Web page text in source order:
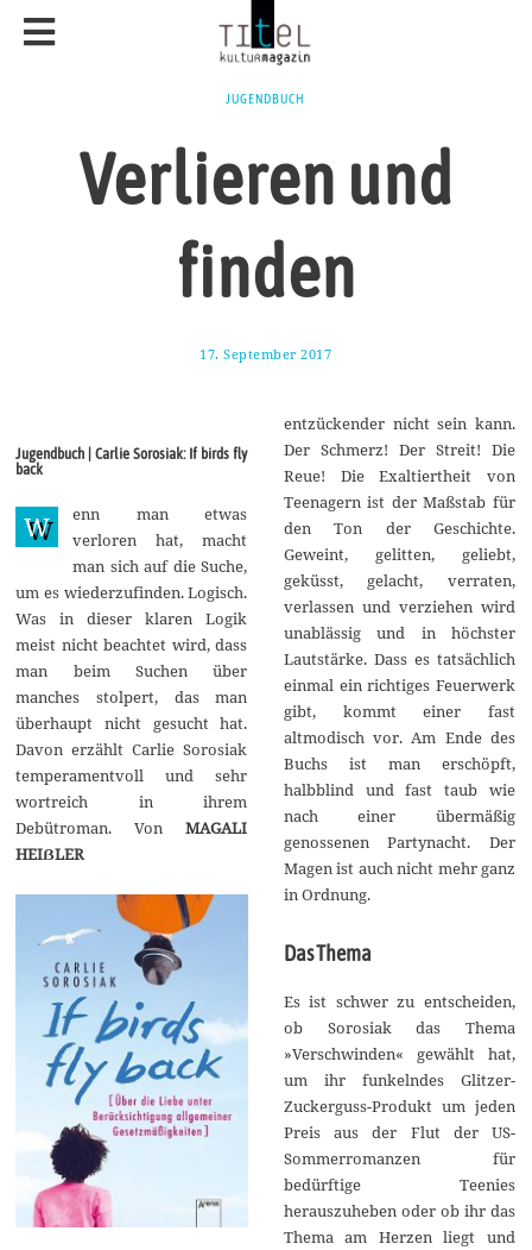
JUGENDBUCH
Verlieren und
finden
17. September 2017
a
i
2
1
8
Jugendbuch | Carlie Sorosiak: If birds fly
back
W
enn man etwas
verloren hat, macht
man sich auf die Suche,
um es wiederzufinden. Logisch.
Was in dieser klaren Logik
meist nicht beachtet wird, dass
man beim Suchen über
manches stolpert, das man
überhaupt nicht gesucht hat.
Davon erzählt Carlie Sorosiak
temperamentvoll und sehr
wortreich in ihrem
Debütroman. VonMAGALI
HEIẞLER
entzückender nicht sein kann.
Der Schmerz! Der Streit! Die
Reue! Die Exaltiertheit von
Teenagern ist der Maßstab für
den Ton der Geschichte.
Geweint, gelitten, geliebt,
geküsst, gelacht, verraten,
verlassen und verziehen wird
unablässig und in höchster
Lautstärke. Dass es tatsächlich
einmal ein richtiges Feuerwerk
gibt, kommt einer fast
altmodisch vor. Am Ende des
Buchs ist man erschöpft,
halbblind und fast taub wie
nach einer übermäßig
genossenen Partynacht. Der
Magen ist auch nicht mehr ganz
in Ordnung.
Das Thema
Es ist schwer zu entscheiden,
ob Sorosiak das Thema
»Verschwinden« gewählt hat,
um ihr funkelndes Glitzer-
Zuckerguss-Produkt um jeden
Preis aus der Flut der US-
Sommerromanzen für
bedürftige Teenies
herauszuheben oder ob ihr das
Thema am Herzen liegt und